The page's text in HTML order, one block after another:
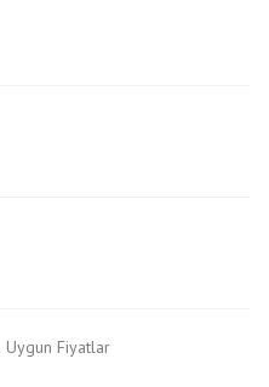
Uygun Fiyatlar